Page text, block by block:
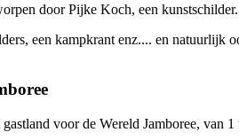
door Pijke Koch, een
een kampkrant enz.... en natuurlijk
voor de Wereld Jamboree,